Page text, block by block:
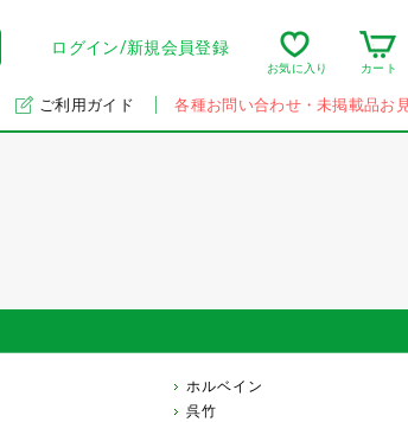
ログイン/新規会員登録
お気に入り カート
ご利用ガイド 各種お問い合わせ・未掲載品お
ホルベイン
呉竹